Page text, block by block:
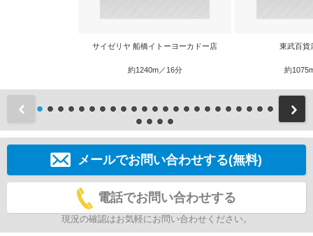
サイゼリヤ 船橋イトーヨーカドー店
約1240m／16分
東武百貨
約
前
メールでお問い合わせする(無料)
電話でお問い合わせする
現況の確認はお気軽にお問い合わせください。